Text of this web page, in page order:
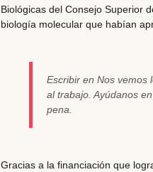
Biológicas del Consejo Superior
biología molecular que habían
Escribir en Nos vemos
al trabajo. Ayúdanos en
pena.
Gracias a la financiación que